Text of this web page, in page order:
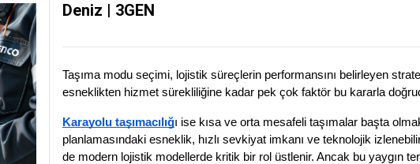
Deniz | 3GEN
Taşıma modu seçimi, lojistik süreçlerin performansını belirleyen
esneklikten hizmet sürekliliğine kadar pek çok faktör bu kararla
Karayolu taşımacılığı ise kısa ve orta mesafeli taşımalar başta
planlamasındaki esneklik, hızlı sevkiyat imkanı ve teknolojik
de modern lojistik modellerde kritik bir rol üstlenir. Ancak bu yaygın